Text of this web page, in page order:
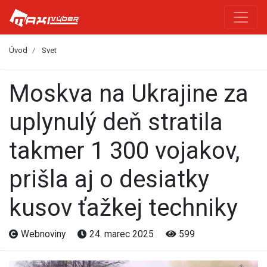
Úvod Svet
Moskva na Ukrajine za
uplynulý deň stratila
takmer 1 300 vojakov,
prišla aj o desiatky
kusov ťažkej techniky
Webnoviny 24. marec 2025 599